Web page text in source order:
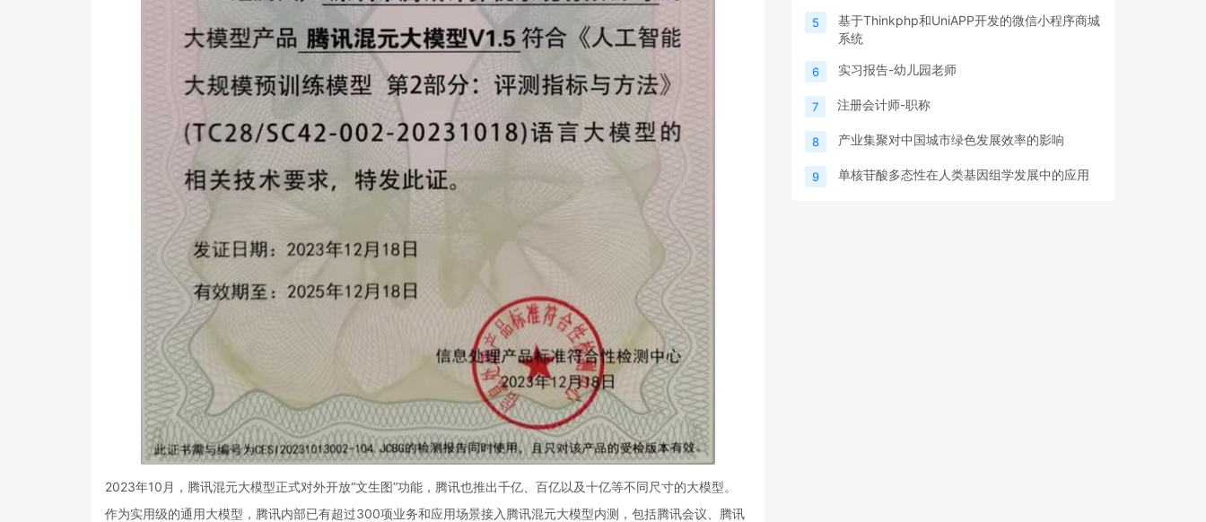
2023年10月，腾讯混元大模型正式对外开放“文生图”功能，腾讯也推出千亿、百亿以及十亿等不同尺寸的大模型。
作为实用级的通用大模型，腾讯内部已有超过300项业务和应用场景接入腾讯混元大模型内测，包括腾讯会议、腾讯
5
基于Thinkphp和UniAPP开发的微信小程序商城
系统
6 实习报告-幼儿园老师
7 注册会计师-职称
8 产业集聚对中国城市绿色发展效率的影响
9 单核苷酸多态性在人类基因组学发展中的应用